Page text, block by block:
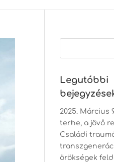
Legutóbbi
2025. Március
terhe, a jövő
Családi
örökségek